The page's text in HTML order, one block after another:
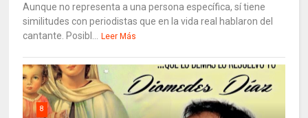
Aunque no representa a una persona específica, sí tiene
similitudes con periodistas que en la vida real hablaron del
cantante. Posibl...
Leer Más
8